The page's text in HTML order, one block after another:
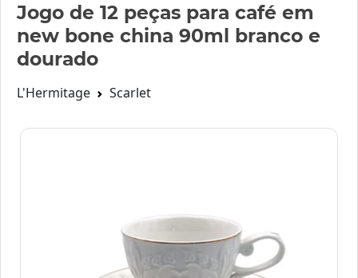
Jogo de 12 peças para café em
new bone china 90ml branco e
dourado
L'Hermitage Scarlet